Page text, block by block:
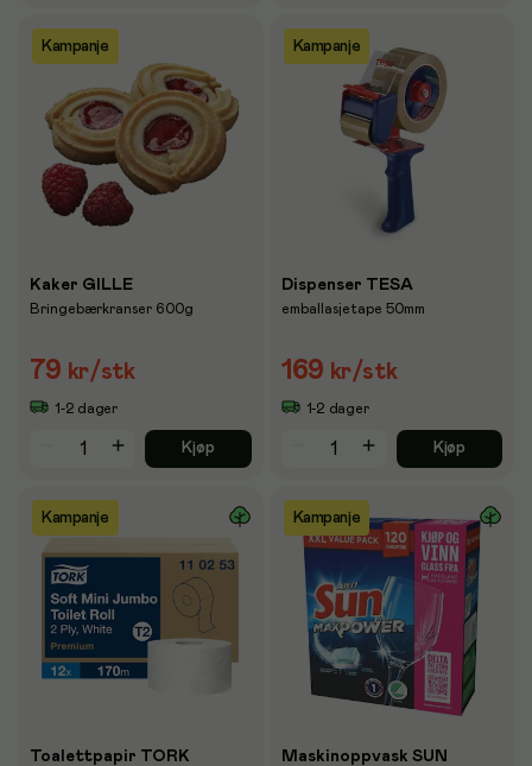
Kampanje
Kaker GILLE
Bringebærkranser 600g
79 kr/stk
1-2 dager
Kjøp
Kampanje
Dispenser TESA
emballasjetape 50mm
169 kr/stk
1-2 dager
Kjøp
Kampanje
Toalettpapir TORK
Kampanje
Maskinoppvask SUN